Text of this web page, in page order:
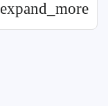
expand_more